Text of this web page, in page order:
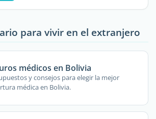
para vivir en el extranjero
médicos en Bolivia
y consejos para elegir la mejor
médica en Bolivia.